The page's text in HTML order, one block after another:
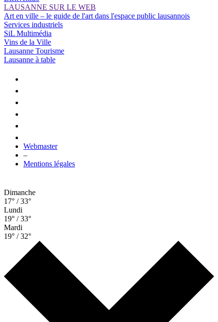
LAUSANNE SUR LE WEB
Art en ville – le guide de l'art dans l'espace public lausannois
Services industriels
SiL Multimédia
Vins de la Ville
Lausanne Tourisme
Lausanne à table
Webmaster
–
Mentions légales
Dimanche
17° / 33°
Lundi
19° / 33°
Mardi
19° / 32°